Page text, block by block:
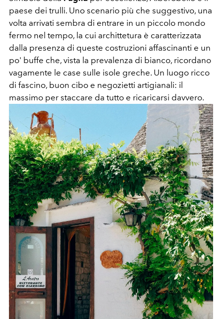
paese dei trulli. Uno scenario più che suggestivo, una
volta arrivati sembra di entrare in un piccolo mondo
fermo nel tempo, la cui archittetura è caratterizzata
dalla presenza di queste costruzioni affascinanti e un
po' buffe che, vista la prevalenza di bianco, ricordano
vagamente le case sulle isole greche. Un luogo ricco
di fascino, buon cibo e negozietti artigianali: il
massimo per staccare da tutto e ricaricarsi davvero.